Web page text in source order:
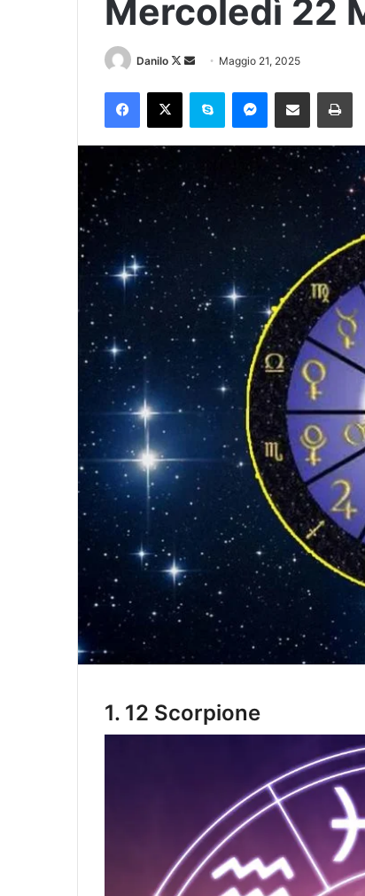
Mercoledì 22
Danilo Maggio 21, 2025
1. 12 Scorpione